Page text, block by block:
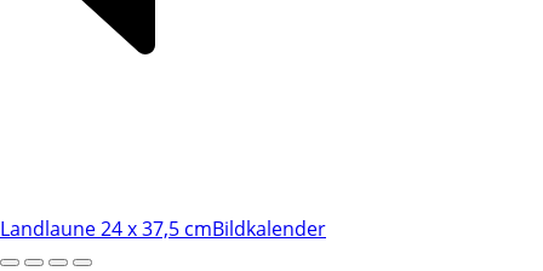
Landlaune 24 x 37,5 cmBildkalender